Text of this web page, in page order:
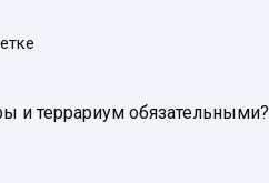
и террариум обязательными?